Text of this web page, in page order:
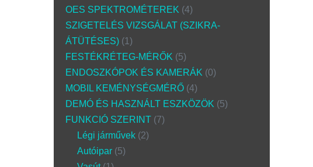
OES SPEKTROMÉTEREK 4
SZIGETELÉS VIZSGÁLAT (SZIKRA-
ÁTÜTÉSES) 1
FESTÉKRÉTEG-MÉRŐK
5
ENDOSZKÓPOK ÉS KAMERÁK
0
MOBIL KEMÉNYSÉGMÉRŐ 4
DEMÓ ÉS HASZNÁLT ESZKÖZÖK
5
FUNKCIÓ SZERINT 7
Légi járművek 2
Autóipar 5